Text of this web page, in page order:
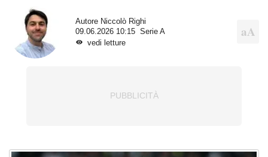
Autore Niccolò Righi
09.06.2026 10:15
Serie A
vedi letture